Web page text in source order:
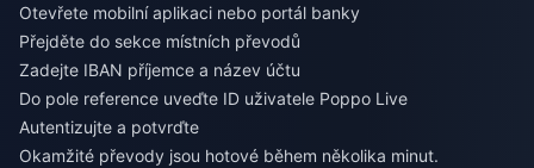
Otevřete mobilní aplikaci nebo portál banky
Přejděte do sekce místních převodů
Zadejte IBAN příjemce a název účtu
Do pole reference uveďte ID uživatele Poppo Live
Autentizujte a potvrďte
Okamžité převody jsou hotové během několika minut.